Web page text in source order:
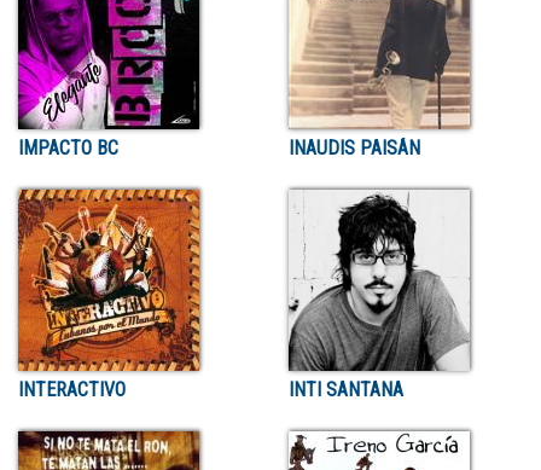
IMPACTO BC INAUDIS PAISÁN
INTERACTIVO INTI SANTANA